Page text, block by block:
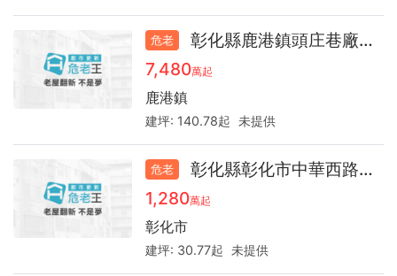
危老
彰化縣鹿港鎮頭庄巷廠房34.6年
7,480萬起
鹿港鎮
建坪: 140.78起 未提供
危老
彰化縣彰化市中華西路透天厝48.8年
1,280萬起
彰化市
建坪: 30.77起 未提供